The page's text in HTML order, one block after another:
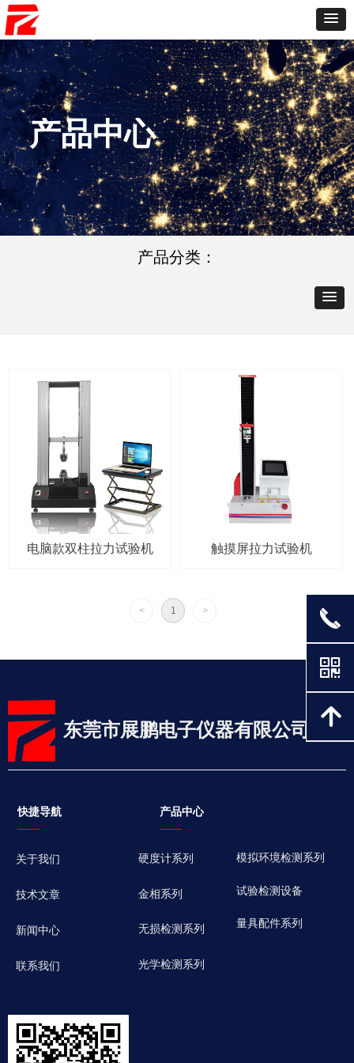
电脑款双柱拉力试验机 触摸屏拉力试验机
< 1 >
产品分类：
产品中心
关于我们
技术文章
新闻中心
联系我们
硬度计系列
金相系列
无损检测系列
光学检测系列
快捷导航
——
产品中心
——
模拟环境检测系列
试验检测设备
量具配件系列
东莞市展鹏电子仪器有限公司
끅
낃
녕